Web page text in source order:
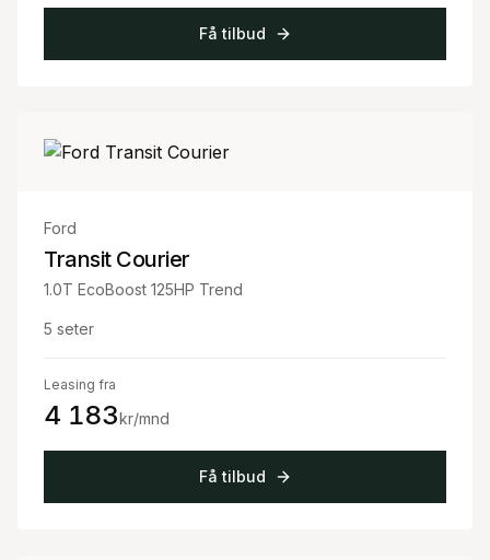
Få tilbud
Ford
Transit Courier
1.0T EcoBoost 125HP Trend
5 seter
Leasing fra
4 183kr/mnd
Få tilbud